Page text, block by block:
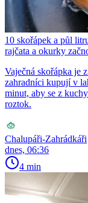
10 skořápek a půl
rajčata a okurky
Vaječná skořápka je
zahradníci kupují v
minut, aby se z
roztok.
Chalupáři-Zahrádkáři
dnes, 06:36
4 min